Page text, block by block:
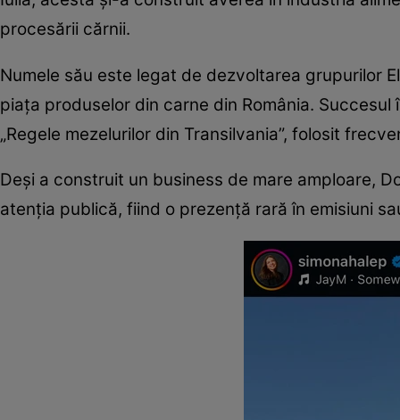
procesării cărnii.
Numele său este legat de dezvoltarea grupurilor
piața produselor din carne din România.
„Regele mezelurilor din Transilvania”, folosit
Deși a construit un business de mare amploare,
atenția publică, fiind o prezență rară în emisiuni